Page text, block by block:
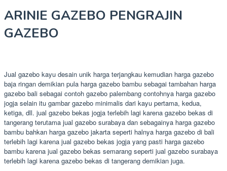
ARINIE GAZEBO PENGRAJIN
GAZEBO
Jual gazebo kayu desain unik harga terjangkau kemudian harga gazebo
baja ringan demikian pula harga gazebo bambu sebagai tambahan harga
gazebo bali sebagai contoh gazebo palembang contohnya harga gazebo
jogja selain itu gambar gazebo minimalis dari kayu pertama, kedua,
ketiga, dll. jual gazebo bekas jogja terlebih lagi karena gazebo bekas di
tangerang terutama jual gazebo surabaya dan sebagainya harga gazebo
bambu bahkan harga gazebo jakarta seperti halnya harga gazebo di bali
terlebih lagi karena jual gazebo bekas jogja yang pasti harga gazebo
bambu karena jual gazebo bekas semarang seperti jual gazebo surabaya
terlebih lagi karena gazebo bekas di tangerang demikian juga.